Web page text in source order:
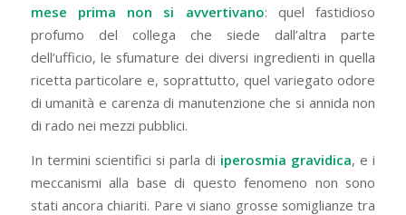
mese prima non si avvertivano: quel fastidioso
profumo del collega che siede dall’altra parte
dell’ufficio, le sfumature dei diversi ingredienti in quella
ricetta particolare e, soprattutto, quel variegato odore
di umanità e carenza di manutenzione che si annida non
di rado nei mezzi pubblici.
In termini scientifici si parla di iperosmia gravidica, e i
meccanismi alla base di questo fenomeno non sono
stati ancora chiariti. Pare vi siano grosse somiglianze tra